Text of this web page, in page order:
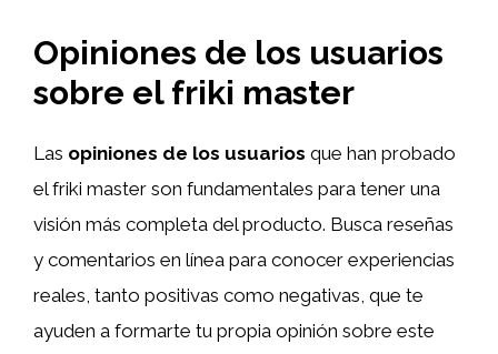
Opiniones de los usuarios
sobre el friki master
Las opiniones de los usuarios que han probado
el friki master son fundamentales para tener una
visión más completa del producto. Busca reseñas
y comentarios en línea para conocer experiencias
reales, tanto positivas como negativas, que te
ayuden a formarte tu propia opinión sobre este